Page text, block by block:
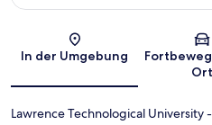
In der Umgebung
Ort
Lawrence Technological University